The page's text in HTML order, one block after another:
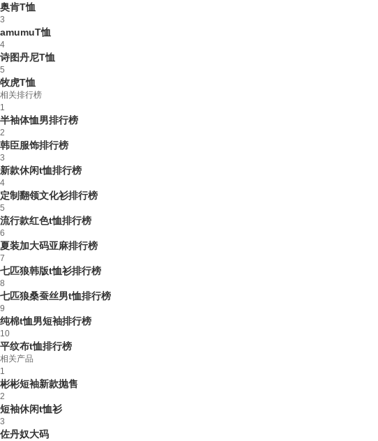
奥肯T恤
3
amumuT恤
4
诗图丹尼T恤
5
牧虎T恤
相关排行榜
1
半袖体恤男排行榜
2
韩臣服饰排行榜
3
新款休闲t恤排行榜
4
定制翻领文化衫排行榜
5
流行款红色t恤排行榜
6
夏装加大码亚麻排行榜
7
七匹狼韩版t恤衫排行榜
8
七匹狼桑蚕丝男t恤排行榜
9
纯棉t恤男短袖排行榜
10
平纹布t恤排行榜
相关产品
1
彬彬短袖新款抛售
2
短袖休闲t恤衫
3
佐丹奴大码